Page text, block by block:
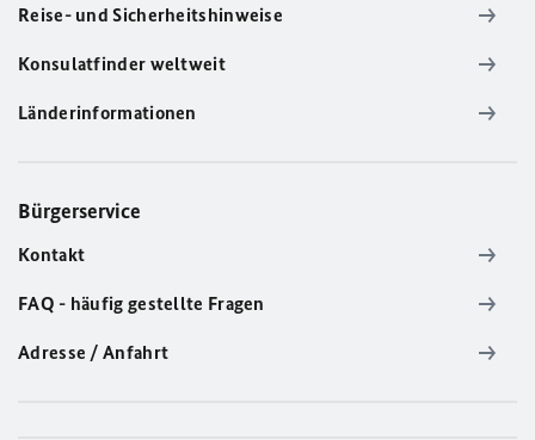
Reise- und Sicherheitshinweise
Konsulatfinder weltweit
Länderinformationen
Bürgerservice
Kontakt
FAQ - häufig gestellte Fragen
Adresse / Anfahrt